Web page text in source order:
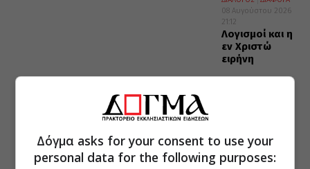
08 Αυγούστου 2026
21:12
Λογισμοί και η
εν Χριστώ
ειρήνη
Δόγμα asks for your consent to use your
personal data for the following purposes: